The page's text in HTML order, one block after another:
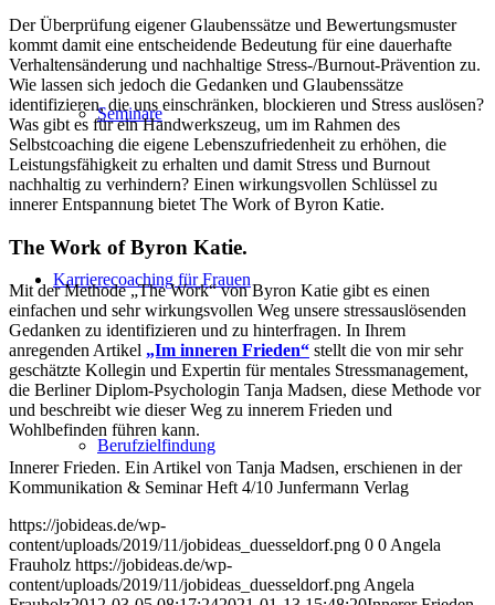
Seminare
Karrierecoaching für Frauen
Berufzielfindung
Der Überprüfung eigener Glaubenssätze und Bewertungsmuster
kommt damit eine entscheidende Bedeutung für eine dauerhafte
Verhaltensänderung und nachhaltige Stress-/Burnout-Prävention zu.
Wie lassen sich jedoch die Gedanken und Glaubenssätze
identifizieren, die uns einschränken, blockieren und Stress auslösen?
Was gibt es für ein Handwerkszeug, um im Rahmen des
Selbstcoaching die eigene Lebenszufriedenheit zu erhöhen, die
Leistungsfähigkeit zu erhalten und damit Stress und Burnout
nachhaltig zu verhindern? Einen wirkungsvollen Schlüssel zu
innerer Entspannung bietet The Work of Byron Katie.
The Work of Byron Katie.
Mit der Methode „The Work“ von Byron Katie gibt es einen
einfachen und sehr wirkungsvollen Weg unsere stressauslösenden
Gedanken zu identifizieren und zu hinterfragen. In Ihrem
anregenden Artikel „Im inneren Frieden“ stellt die von mir sehr
geschätzte Kollegin und Expertin für mentales Stressmanagement,
die Berliner Diplom-Psychologin Tanja Madsen, diese Methode vor
und beschreibt wie dieser Weg zu innerem Frieden und
Wohlbefinden führen kann.
Innerer Frieden. Ein Artikel von Tanja Madsen, erschienen in der
Kommunikation & Seminar Heft 4/10 Junfermann Verlag
https://jobideas.de/wp-
content/uploads/2019/11/jobideas_duesseldorf.png 0 0 Angela
Frauholz https://jobideas.de/wp-
content/uploads/2019/11/jobideas_duesseldorf.png Angela